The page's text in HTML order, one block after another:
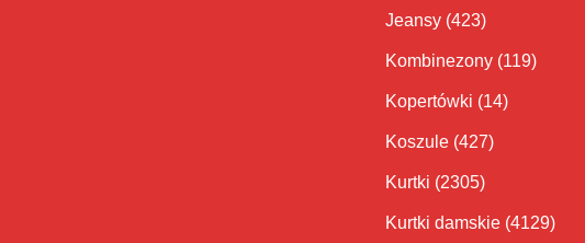
Jeansy (423)
Kombinezony (119)
Kopertówki (14)
Koszule (427)
Kurtki (2305)
Kurtki damskie (4129)